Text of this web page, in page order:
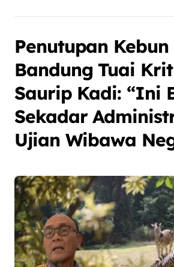
Penutupan
Bandung Tuai
Saurip Kadi: “Ini
Sekadar
Ujian Wibawa